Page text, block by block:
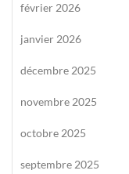
février 2026
janvier 2026
décembre 2025
novembre 2025
octobre 2025
septembre 2025